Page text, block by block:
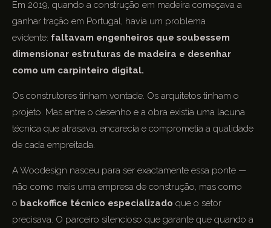
Em 2019, quando a construção em madeira começava a
ganhar tração em Portugal, havia um problema
evidente: faltavam engenheiros que soubessem
dimensionar estruturas de madeira e desenhar
como um carpinteiro digital.
Os construtores tinham vontade. Os arquitetos tinham o
projeto. Mas entre o desenho e a obra existia uma lacuna
técnica que atrasava, encarecia e comprometia a qualidade
de cada empreitada.
A Woodesign nasceu para ser exactamente essa ponte —
não como mais uma empresa de construção, mas como
o backoffice técnico especializado que o setor
precisava. O parceiro silencioso que garante que quando a